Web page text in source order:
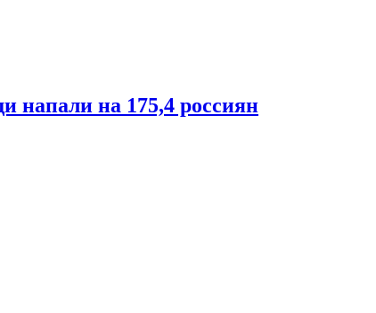
напали на 175,4 россиян